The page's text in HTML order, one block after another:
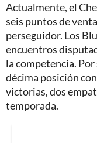
Actualmente, el
seis puntos de
perseguidor. Los
encuentros
la competencia.
décima posición
victorias, dos
temporada.